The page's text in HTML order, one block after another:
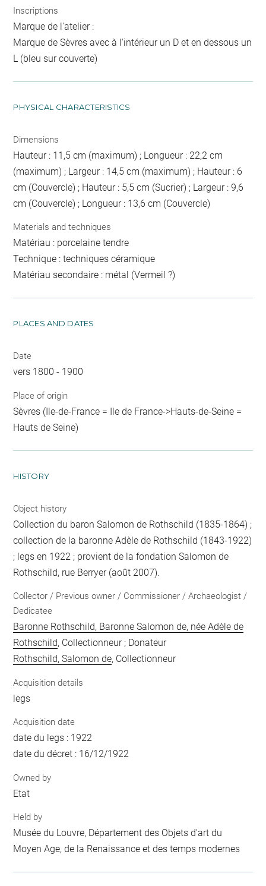
Inscriptions
Marque de l'atelier :
Marque de Sèvres avec à l'intérieur un D et en dessous un
L (bleu sur couverte)
PHYSICAL CHARACTERISTICS
Dimensions
Hauteur : 11,5 cm (maximum) ; Longueur : 22,2 cm
(maximum) ; Largeur : 14,5 cm (maximum) ; Hauteur : 6
cm (Couvercle) ; Hauteur : 5,5 cm (Sucrier) ; Largeur : 9,6
cm (Couvercle) ; Longueur : 13,6 cm (Couvercle)
Materials and techniques
Matériau : porcelaine tendre
Technique : techniques céramique
Matériau secondaire : métal (Vermeil ?)
PLACES AND DATES
Date
vers 1800 - 1900
Place of origin
Sèvres (Ile-de-France = Ile de France->Hauts-de-Seine =
Hauts de Seine)
HISTORY
Object history
Collection du baron Salomon de Rothschild (1835-1864) ;
collection de la baronne Adèle de Rothschild (1843-1922)
; legs en 1922 ; provient de la fondation Salomon de
Rothschild, rue Berryer (août 2007).
Collector / Previous owner / Commissioner / Archaeologist /
Dedicatee
Baronne Rothschild, Baronne Salomon de, née Adèle de
Rothschild, Collectionneur ; Donateur
Rothschild, Salomon de, Collectionneur
Acquisition details
legs
Acquisition date
date du legs : 1922
date du décret : 16/12/1922
Owned by
Etat
Held by
Musée du Louvre, Département des Objets d'art du
Moyen Age, de la Renaissance et des temps modernes